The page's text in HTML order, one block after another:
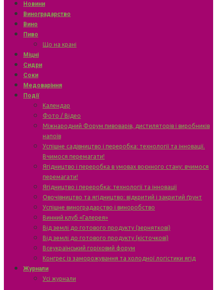
Новини
Виноградарство
Вино
Пиво
Що на крані
Міцні
Сидри
Соки
Медоваріння
Події
Календар
Фото / Відео
Міжнародний Форум пивоварів, дистиляторів і виробників
напоїв
Успішне садівництво і переробка: технології та інновації.
Вчимося перемагати!
Ягідництво і переробка в умовах воєнного стану: вчимося
перемагати!
Ягідництво і переробка: технології та інновації
Овочівництво та ягідництво: відкритий і закритий ґрунт
Успішне виноградарство і виноробство
Винний клуб «Галерея»
Від землі до готового продукту (зерняткові)
Від землі до готового продукту (кісточкові)
Всеукраїнський горіховий форум
Конгрес із заморожування та холодної логістики ягід
Журнали
Усі журнали